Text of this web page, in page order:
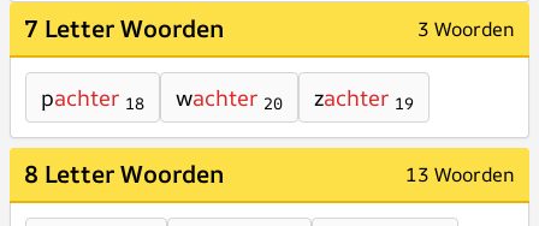
7 Letter Woorden 3 Woorden
pachter 18 wachter 20 zachter 19
8 Letter Woorden 13 Woorden